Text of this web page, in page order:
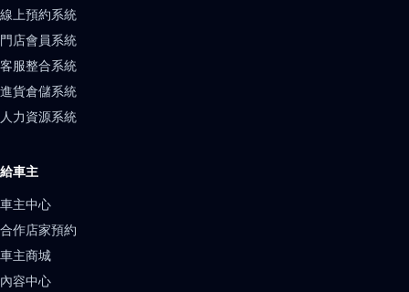
線上預約系統
門店會員系統
客服整合系統
進貨倉儲系統
人力資源系統
給車主
車主中心
合作店家預約
車主商城
內容中心